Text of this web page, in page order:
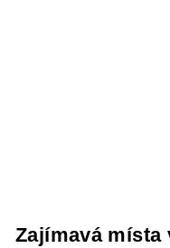
Zajímavá místa